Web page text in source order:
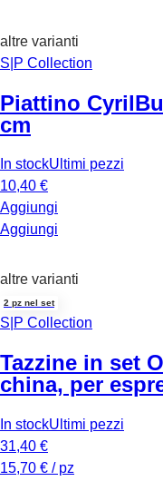
altre varianti
S|P Collection
Piattino Cyril
cm
In stockUltimi pezzi
10,40 €
Aggiungi
Aggiungi
altre varianti
2 pz nel set
S|P Collection
Tazzine in set
china, per
In stockUltimi pezzi
31,40 €
15,70 € / pz